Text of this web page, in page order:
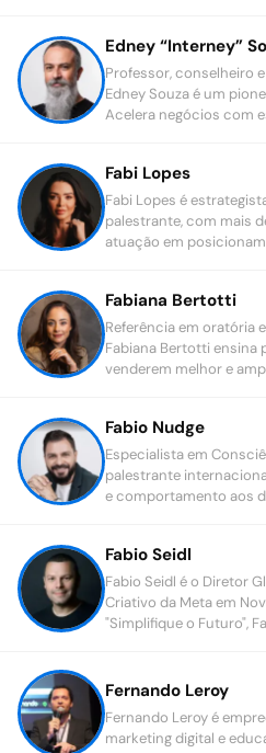
Edney “Interney”
Professor, conselheiro
Edney Souza é um
Acelera negócios com
Fabi Lopes
Fabi Lopes é
palestrante, com mais
atuação em posicionamento, autoridade e
Fabiana Bertotti
Referência em oratória
Fabiana Bertotti ensina
venderem melhor e
Fabio Nudge
Especialista em
palestrante
e comportamento aos
Fabio Seidl
Fabio Seidl é o Diretor
Criativo da Meta em
"Simplifique o Futuro",
Fernando Leroy
Fernando Leroy é
marketing digital e